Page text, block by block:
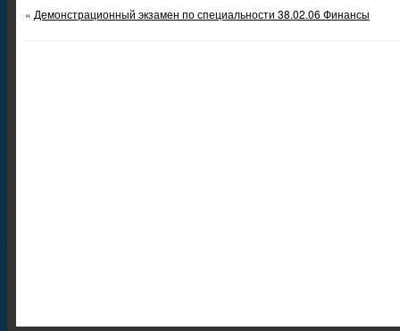
« Демонстрационный экзамен по специальности 38.02.06 Финансы